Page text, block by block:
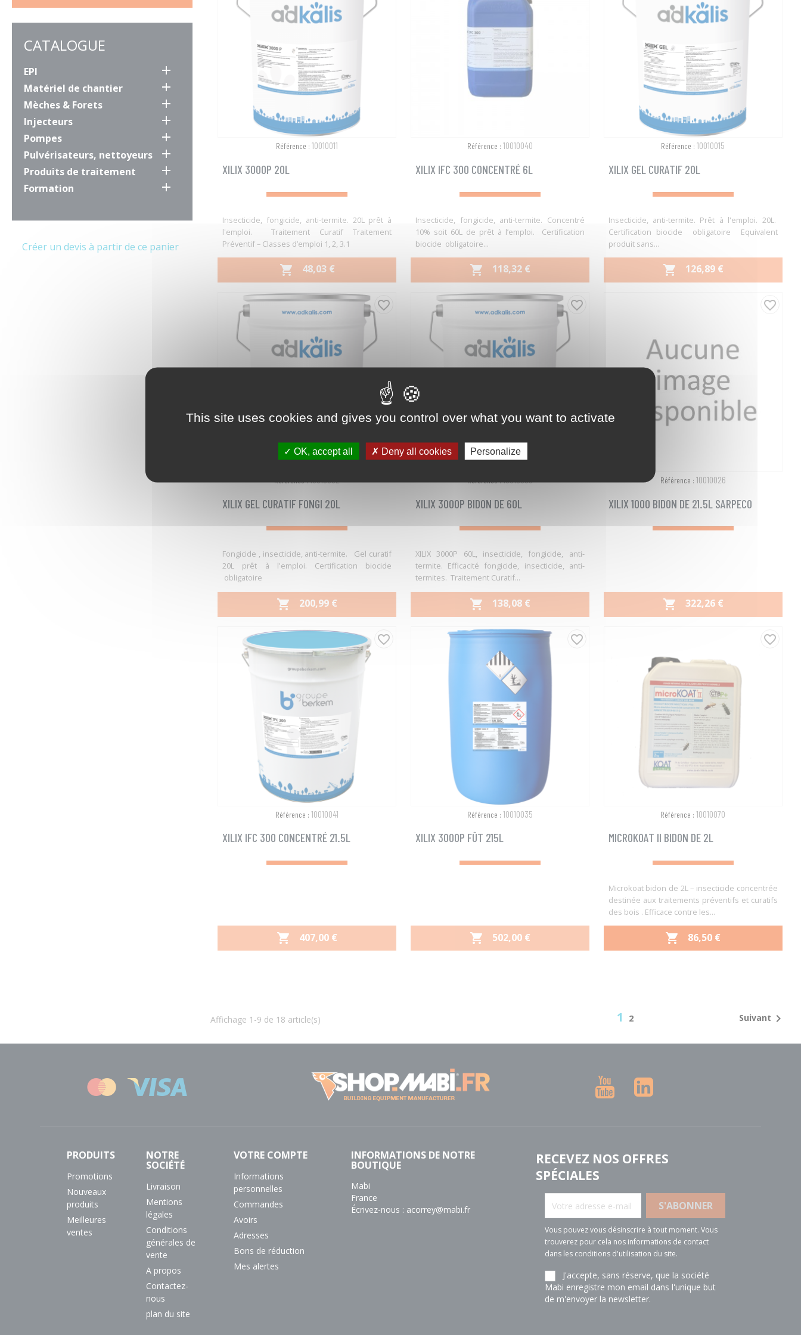
CATALOGUE
EPI 
Matériel de chantier 
Mèches & Forets 
Injecteurs 
Pompes 
Pulvérisateurs, nettoyeurs 
Produits de traitement 
Formation 
Créer un devis à partir de ce panier
Référence : 10010011
XILIX 3000P 20L
Insecticide, fongicide, anti-termite. 20L prêt à
l'emploi. Traitement Curatif Traitement
Préventif – Classes d’emploi 1, 2, 3.1
 PRIX
48,03 €
Aperçu rapide
Référence : 10010040
XILIX IFC 300 CONCENTRÉ 6L
Insecticide, fongicide, anti-termite. Concentré
10% soit 60L de prêt à l’emploi. Certification
biocide obligatoire...
 PRIX
118,32 €
Aperçu rapide
Référence : 10010015
XILIX GEL CURATIF 20L
Insecticide, anti-termite. Prêt à l'emploi. 20L.
Certification biocide obligatoire Equivalent
produit sans...
 PRIX
126,89 €
Référence :10010032
XILIX GEL CURATIF FONGI 20L
Fongicide , insecticide, anti-termite. Gel curatif
20L prêt à l'emploi. Certification biocide
obligatoire
 PRIX
200,99 €
Aperçu rapide
favorite_border
Référence :10010000
XILIX 3000P BIDON DE 60L
XILIX 3000P 60L, insecticide, fongicide, anti-
termite. Efficacité fongicide, insecticide, anti-
termites. Traitement Curatif...
 PRIX
138,08 €
Aperçu rapide
favorite_border
Référence : 10010026
XILIX 1000 BIDON DE 21.5L SARPECO
 PRIX
322,26 €
favorite_border
Référence : 10010041
XILIX IFC 300 CONCENTRÉ 21.5L
 PRIX
407,00 €
favorite_border
Référence : 10010035
XILIX 3000P FÛT 215L
 PRIX
502,00 €
favorite_border
Référence : 10010070
MICROKOAT II BIDON DE 2L
Microkoat bidon de 2L – insecticide concentrée
destinée aux traitements préventifs et curatifs
des bois . Efficace contre les...
 PRIX
86,50 €
favorite_border
Affichage 1-9 de 18 article(s) 1 2 Suivant 
YouTube
PRODUITS
Promotions
Nouveaux
produits
Meilleures
ventes
NOTRE
SOCIÉTÉ
Livraison
Mentions
légales
Conditions
générales de
vente
A propos
Contactez-
nous
plan du site
VOTRE COMPTE
Informations
personnelles
Commandes
Avoirs
Adresses
Bons de réduction
Mes alertes
INFORMATIONS DE NOTRE
BOUTIQUE
Mabi
France
Écrivez-nous : acorrey@mabi.fr
RECEVEZ NOS OFFRES
SPÉCIALES
Vous pouvez vous désinscrire à tout moment. Vous
trouverez pour cela nos informations de contact
dans les conditions d'utilisation du site.
J'accepte, sans réserve, que la société
Mabi enregistre mon email dans l'unique but
de m'envoyer la newsletter.
This site uses cookies and gives you control over what you want to activate
OK, accept all Deny all cookies Personalize